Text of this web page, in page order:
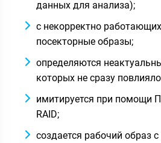
данных для анализа);
с некорректно
посекторные образы;
определяются
которых не сразу
имитируется при помощи
RAID;
создается рабочий образ